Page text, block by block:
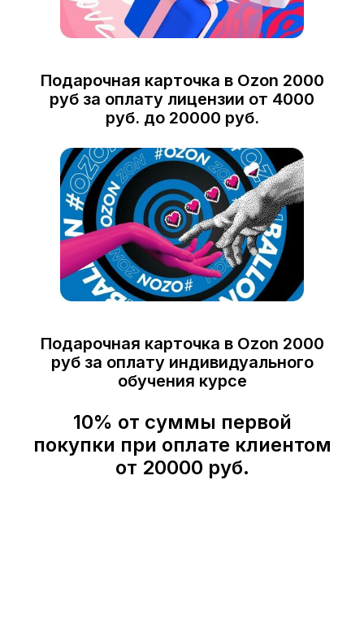
Подарочная карточка в Ozon 2000
руб за оплату лицензии от 4000
руб. до 20000 руб.
Подарочная карточка в Ozon 2000
руб за оплату индивидуального
обучения курсе
10% от суммы первой
покупки при оплате клиентом
от 20000 руб.